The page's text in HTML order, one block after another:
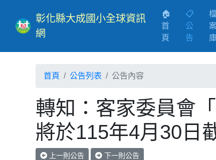
彰化縣大成國小全球資訊
網
🏠
首
頁 (current)
📋
公
告
檔
庫
首頁 公告列表 公告內容
轉知：客家委員會
將於115年4月30日
上一則公告 下一則公告